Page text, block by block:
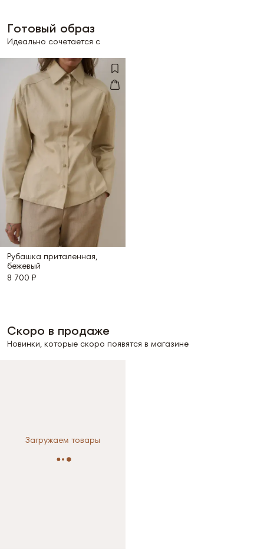
Готовый образ
Идеально сочетается с
Размер не выбран
Рубашка приталенная,
бежевый
8 700 ₽
Скоро в продаже
Новинки, которые скоро появятся в магазине
Загружаем товары